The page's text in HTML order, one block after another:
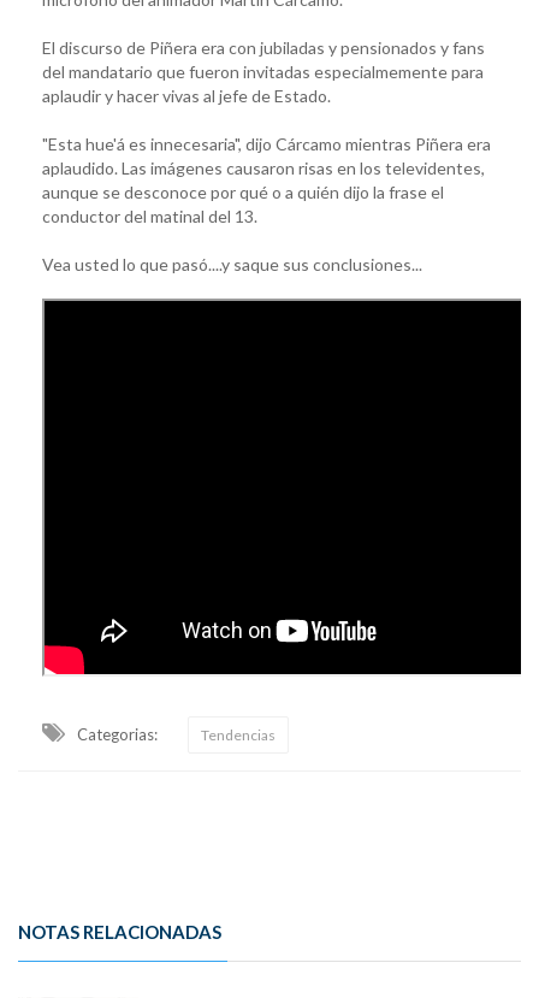
El discurso de Piñera era con jubiladas y pensionados y fans
del mandatario que fueron invitadas especialmemente para
aplaudir y hacer vivas al jefe de Estado.
"Esta hue'á es innecesaria", dijo Cárcamo mientras Piñera era
aplaudido. Las imágenes causaron risas en los televidentes,
aunque se desconoce por qué o a quién dijo la frase el
conductor del matinal del 13.
Vea usted lo que pasó....y saque sus conclusiones...
Categorias: Tendencias
NOTAS RELACIONADAS